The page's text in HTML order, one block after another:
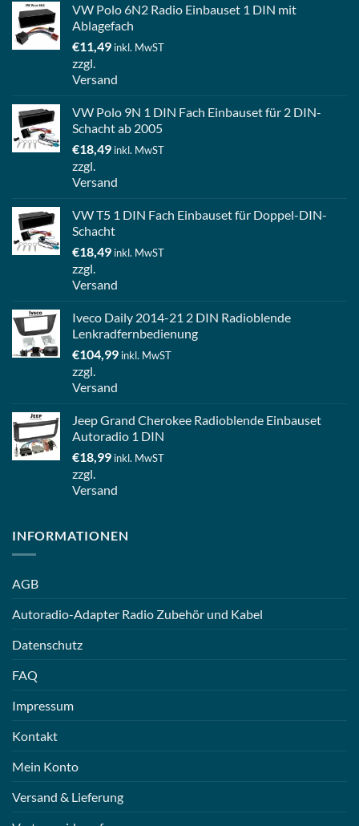
VW Polo 6N2 Radio Einbauset 1 DIN mit
Ablagefach
€11,49 inkl. MwST
zzgl.
Versand
VW Polo 9N 1 DIN Fach Einbauset für 2 DIN-
Schacht ab 2005
€18,49 inkl. MwST
zzgl.
Versand
VW T5 1 DIN Fach Einbauset für Doppel-DIN-
Schacht
€18,49 inkl. MwST
zzgl.
Versand
Iveco Daily 2014-21 2 DIN Radioblende
Lenkradfernbedienung
€104,99 inkl. MwST
zzgl.
Versand
Jeep Grand Cherokee Radioblende Einbauset
Autoradio 1 DIN
€18,99 inkl. MwST
zzgl.
Versand
INFORMATIONEN
AGB
Autoradio-Adapter Radio Zubehör und Kabel
Datenschutz
FAQ
Impressum
Kontakt
Mein Konto
Versand & Lieferung